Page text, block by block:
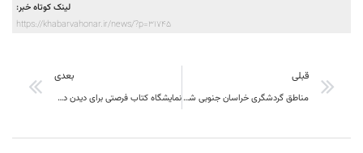
لینک کوتاه خبر:
https://khabarvahonar.ir/news/?p=31745
قبلی
مناطق گردشگری خراسان جنوبی شناسنامه‌دار می‌شود
بعدی
نمایشگاه کتاب فرصتی برای دیدن دسترنج کسانی است که دغدغه انسانیت و فرهنگ هنر جامعه را دارند